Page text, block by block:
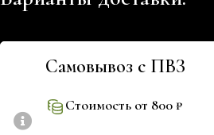
Самовывоз с ПВЗ
Стоимость от 800 ₽